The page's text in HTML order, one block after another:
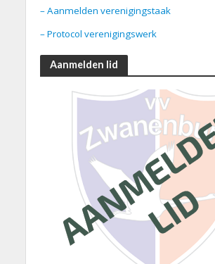
– Aanmelden verenigingstaak
– Protocol verenigingswerk
Aanmelden lid